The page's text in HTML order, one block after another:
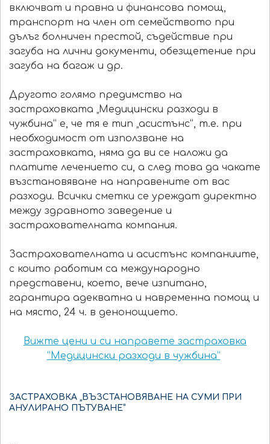
включват и правна и финансова помощ,
транспорт на член от семейството при
дълъг болничен престой, съдействие при
загуба на лични документи, обезщетение при
загуба на багаж и др.
Другото голямо предимство на
застраховката „Медицински разходи в
чужбина“ е, че тя е тип „асистънс“, т.е. при
необходимост от използване на
застраховката, няма да ви се наложи да
платите лечението си, а след това да чакате
възстановяване на направените от вас
разходи. Всички сметки се уреждат директно
между здравното заведение и
застрахователната компания.
Застрахователната и асистънс компаниите,
с които работим са международно
представени, което, вече изпитано,
гарантира адекватна и навременна помощ и
на място, 24 ч. в денонощието.
Вижте цени и си направете застраховка
“Медицински разходи в чужбина”
ЗАСТРАХОВКА „ВЪЗСТАНОВЯВАНЕ НА СУМИ ПРИ
АНУЛИРАНО ПЪТУВАНЕ“